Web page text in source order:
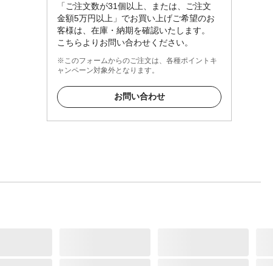
「ご注文数が31個以上、または、ご注文
金額5万円以上」でお買い上げご希望のお
客様は、在庫・納期を確認いたします。
こちらよりお問い合わせください。
※このフォームからのご注文は、各種ポイントキ
ャンペーン対象外となります。
お問い合わせ